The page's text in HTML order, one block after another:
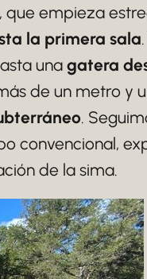
, que empieza
la primera sala
una gatera
de un metro y
.
convencional,
de la sima.